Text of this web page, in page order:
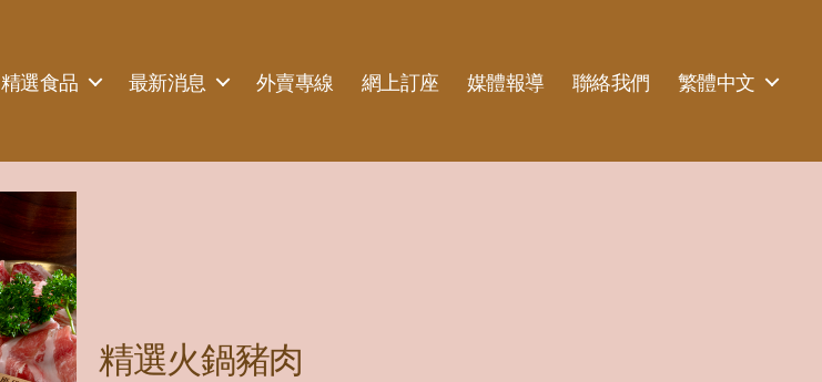
精選食品 最新消息 外賣專線 網上訂座 媒體報導 聯絡我們 繁體中文
精選火鍋豬肉